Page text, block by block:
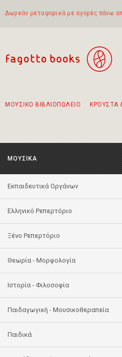
Δωρεάν μεταφορικά με αγορές πάνω
ΜΟΥΣΙΚΟ ΒΙΒΛΙΟΠΩΛΕΙΟ ΚΡΟΥΣΤΑ
ΜΟΥΣΙΚΑ
Εκπαιδευτικά Οργάνων
Ελληνικό Ρεπερτόριο
Ξένο Ρεπερτόριο
Θεωρία - Μορφολογία
Ιστορία - Φιλοσοφία
Παιδαγωγική - Μουσικοθεραπεία
Παιδικά